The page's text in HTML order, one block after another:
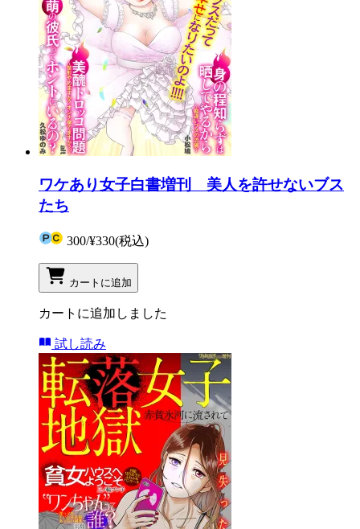
ワケあり女子白書増刊 美人を許せないブス
たち
300/¥330(税込)
カートに追加
カートに追加しました
試し読み